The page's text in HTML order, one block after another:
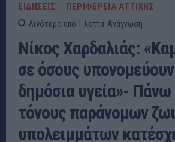
ΕΙΔΗΣΕΙΣ ΠΕΡΙΦΕΡΕΙΑ ΑΤΤΙΚΗΣ
Λιγότερο από 1 λεπτα Ανάγνωση
Νίκος Χαρδαλιάς:
σε όσους
δημόσια υγεία»-
τόνους παράνομων
υπολειμμάτων